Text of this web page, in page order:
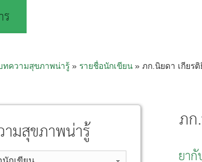
ทความสุขภาพน่ารู้» รายชื่อนักเขียน» ภก.นิยดา เกียรติ
ภก
ยากั
มสุขภาพน่ารู้